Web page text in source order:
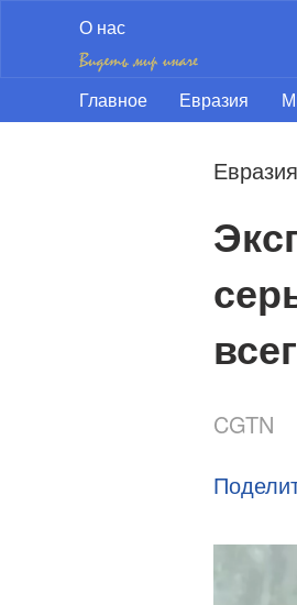
О нас
Главное Евразия
Евразия
CGTN